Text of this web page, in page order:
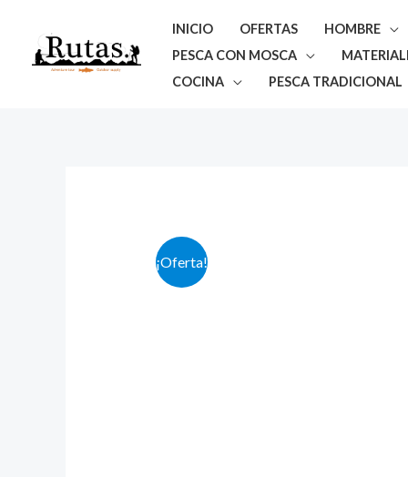
contenido
INICIO OFERTAS
HOMBRE
PESCA CON MOSCA
COCINA
PESCA TRADICIONAL
¡Oferta!